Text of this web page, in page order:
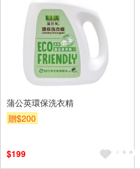
蒲公英環保洗衣精
贈$200
$199